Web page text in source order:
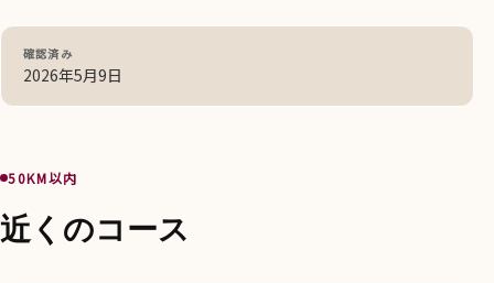
確認済み
2026年5月9日
50KM以内
近くのコース